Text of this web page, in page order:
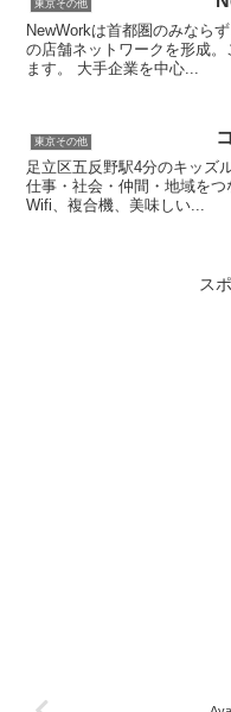
東京その他
NewWorkは首都圏のみなら
の店舗ネットワークを形成
ます。 大手企業を中心...
東京その他
足立区五反野駅4分のキッズ
仕事・社会・仲間・地域をつ
Wifi、複合機、美味しい...
ス